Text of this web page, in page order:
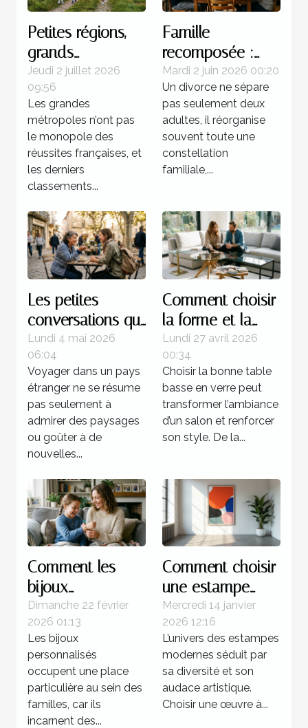
Petites régions,
grands
champions : une
réalité française
Jeudi 2 juillet 2026
09:56
Les grandes
métropoles n’ont pas
le monopole des
réussites françaises, et
les derniers
classements...
Famille
recomposée :
quels enjeux
juridiques après
une séparation ?
Mardi 2 juin 2026 00:20
Un divorce ne sépare
pas seulement deux
adultes, il réorganise
souvent toute une
constellation
familiale,...
Les petites
conversations qui
transforment
l’expérience d’un
pays
Lundi 4 mai 2026
06:04
Voyager dans un pays
étranger ne se résume
pas seulement à
admirer des paysages
ou goûter à de
nouvelles...
Comment choisir
la forme et la
couleur de votre
table basse en
verre ?
Lundi 27 avril 2026
00:34
Choisir la bonne table
basse en verre peut
transformer l’ambiance
d’un salon et renforcer
son style. De la...
Comment les
bijoux
personnalisés
renforcent les
liens familiaux ?
Dimanche 22 février
2026 01:13
Les bijoux
personnalisés
occupent une place
particulière au sein des
familles, car ils
incarnent des...
Comment choisir
une estampe
moderne pour
votre collection ?
Mercredi 14 janvier
2026 12:16
L’univers des estampes
modernes séduit par
sa diversité et son
audace artistique.
Choisir une œuvre à...